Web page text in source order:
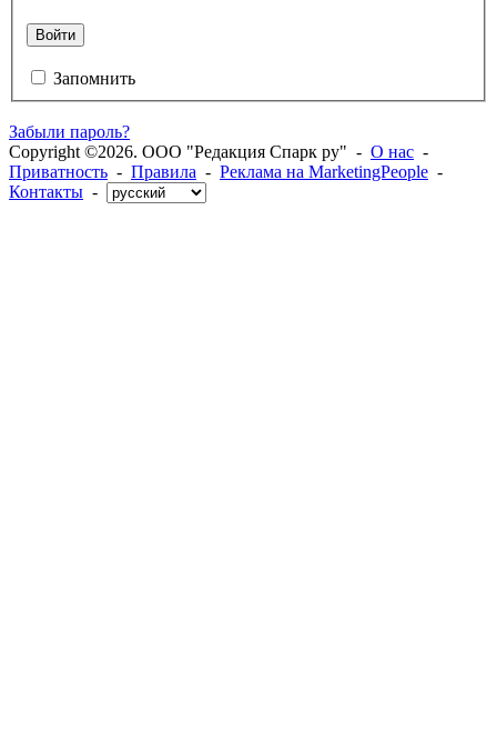
Войти
Запомнить
Забыли пароль?
Copyright ©2026. ООО "Редакция Спарк ру" - О нас -
Приватность - Правила - Реклама на MarketingPeople -
Контакты -